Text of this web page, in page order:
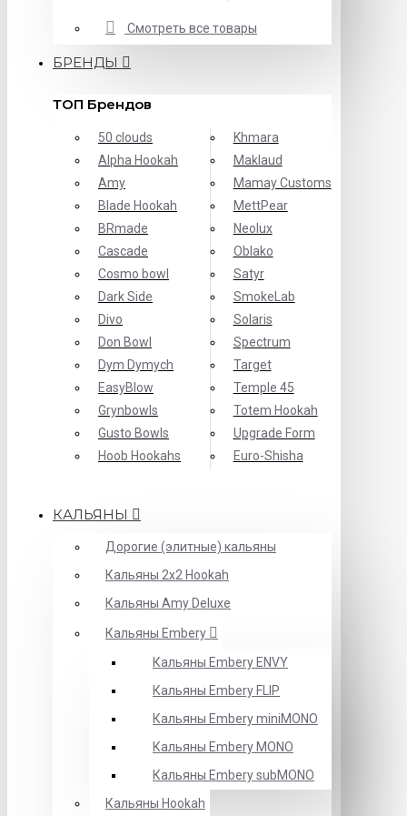
Смотреть все товары
БРЕНДЫ
ТОП Брендов
50 clouds
Alpha Hookah
Amy
Blade Hookah
BRmade
Cascade
Cosmo bowl
Dark Side
Divo
Don Bowl
Dym Dymych
EasyBlow
Grynbowls
Gusto Bowls
Hoob Hookahs
Khmara
Maklaud
Mamay Customs
MettPear
Neolux
Oblako
Satyr
SmokeLab
Solaris
Spectrum
Target
Temple 45
Totem Hookah
Upgrade Form
Еuro-Shisha
КАЛЬЯНЫ
Дорогие (элитные) кальяны
Кальяны 2х2 Hookah
Кальяны Amy Deluxe
Кальяны Embery
Кальяны Embery ENVY
Кальяны Embery FLIP
Кальяны Embery miniMONO
Кальяны Embery MONO
Кальяны Embery subMONO
Кальяны Hookah